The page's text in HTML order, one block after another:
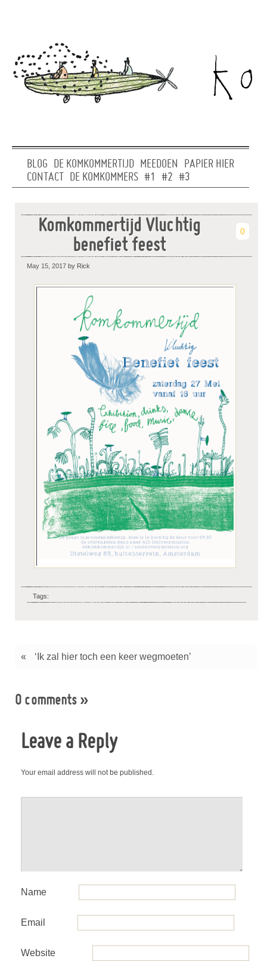
BLOG DE KOMKOMMERTIJD MEEDOEN
PAPIER HIER
CONTACT
DE KOMKOMMERS #1 #2 #3
Komkommertijd Vluchtig
benefiet feest
0
May 15, 2017 by Rick
Tags:
« ‘Ik zal hier toch een keer wegmoeten’
0 comments »
Leave a Reply
Your email address will not be published.
Name
Email
Website